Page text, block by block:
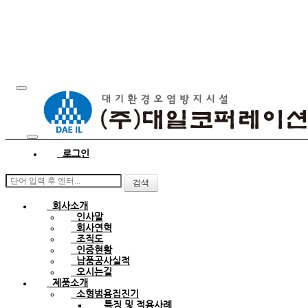
로그인
검색
회사소개
인사말
회사연혁
조직도
인증현황
납품공사실적
오시는길
제품소개
소형범용집진기
특징 및 적용사례